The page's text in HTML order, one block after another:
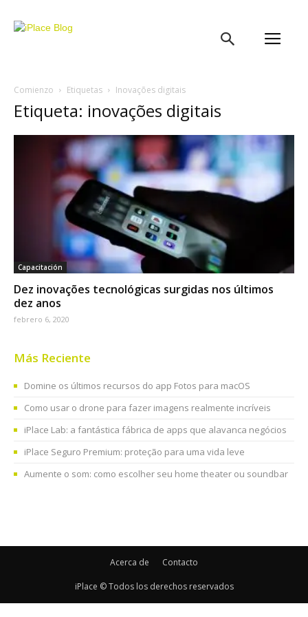
Comienzo Etiquetas Inovações digitais
Etiqueta: inovações digitais
Capacitación
Dez inovações tecnológicas surgidas nos últimos
dez anos
febrero 6, 2020
Más Reciente
Domine os últimos recursos do app Fotos para macOS
Como usar o drone para fazer imagens realmente incríveis
iPlace Lab: a fantástica fábrica de apps que alavanca negócios
iPlace Seguro Premium: proteção para uma vida leve
Aumente o som: como escolher seu home theater ou soundbar
Acerca de Contacto
iPlace © Todos los derechos reservados